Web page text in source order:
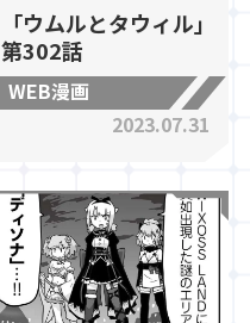
「ウムルとタウィル」
第302話
WEB漫画
2023.07.31